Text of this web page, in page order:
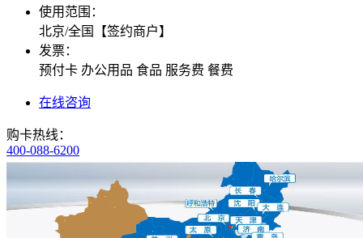
使用范围：
北京/全国【签约商户】
发票：
预付卡 办公用品 食品 服务费 餐费
在线咨询
购卡热线：
400-088-6200